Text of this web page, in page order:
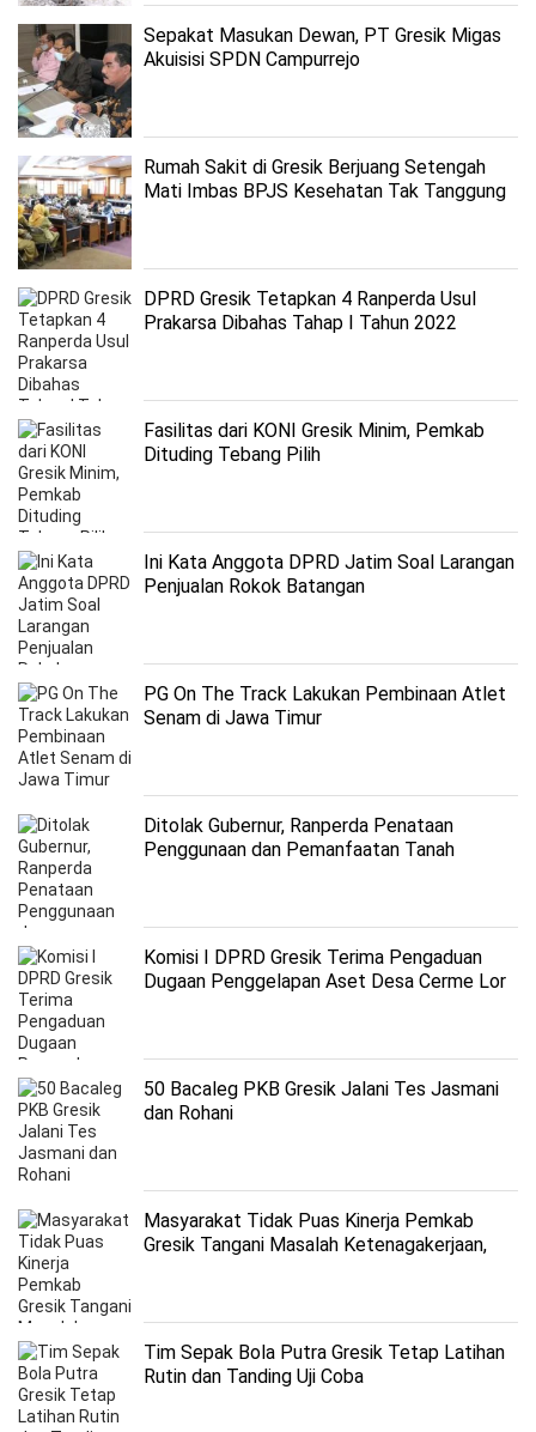
Sepakat Masukan Dewan, PT Gresik Migas
Akuisisi SPDN Campurrejo
Rumah Sakit di Gresik Berjuang Setengah
Mati Imbas BPJS Kesehatan Tak Tanggung
DPRD Gresik Tetapkan 4 Ranperda Usul
Prakarsa Dibahas Tahap I Tahun 2022
Fasilitas dari KONI Gresik Minim, Pemkab
Dituding Tebang Pilih
Ini Kata Anggota DPRD Jatim Soal Larangan
Penjualan Rokok Batangan
PG On The Track Lakukan Pembinaan Atlet
Senam di Jawa Timur
Ditolak Gubernur, Ranperda Penataan
Penggunaan dan Pemanfaatan Tanah
Komisi I DPRD Gresik Terima Pengaduan
Dugaan Penggelapan Aset Desa Cerme Lor
50 Bacaleg PKB Gresik Jalani Tes Jasmani
dan Rohani
Masyarakat Tidak Puas Kinerja Pemkab
Gresik Tangani Masalah Ketenagakerjaan,
Tim Sepak Bola Putra Gresik Tetap Latihan
Rutin dan Tanding Uji Coba